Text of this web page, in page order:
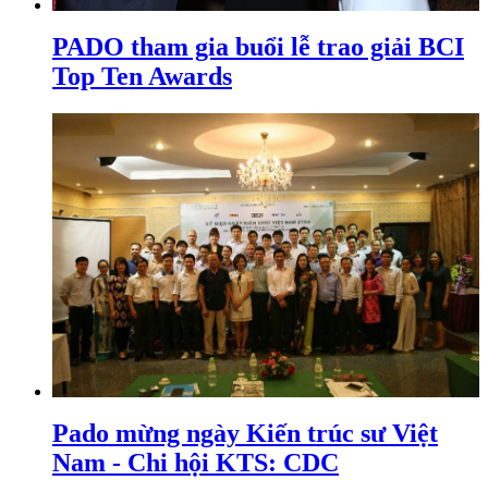
PADO tham gia buổi lễ trao giải BCI
Top Ten Awards
Pado mừng ngày Kiến trúc sư Việt
Nam - Chi hội KTS: CDC